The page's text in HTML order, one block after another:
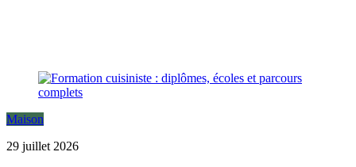
Maison
29 juillet 2026